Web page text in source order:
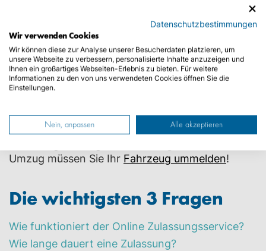
Grundsätzlich muss jedes Kraftfahrzeug und
jeder Anhänger für den Gebrauch im öffentlichen
Straßenverkehr zugelassen sein. Diese Zulassung
wird auch Anmeldung genannt und wird in der
zuständigen Zulassungsbehörde durchgeführt.
Kennzeichen mit einzigartiger
Kennzeichenkombination zugeteilt.Diese KFZ-
Umzug müssen Sie Ihr Fahrzeug ummelden!
Die wichtigsten 3 Fragen
Wie funktioniert der Online Zulassungsservice?
Wie lange dauert eine Zulassung?
Datenschutzbestimmungen
Wir verwenden Cookies
Wir können diese zur Analyse unserer Besucherdaten platzieren, um
unsere Webseite zu verbessern, personalisierte Inhalte anzuzeigen und
Ihnen ein großartiges Webseiten-Erlebnis zu bieten. Für weitere
Informationen zu den von uns verwendeten Cookies öffnen Sie die
Einstellungen.
Nein, anpassen Alle akzeptieren